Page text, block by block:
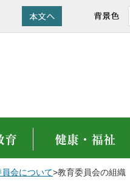
会について>教育委員会の組織